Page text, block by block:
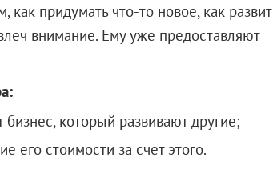
придумать что-то новое, как
внимание. Ему уже предоставляют
который развивают другие;
его стоимости за счет этого.